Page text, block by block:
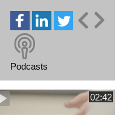
Podcasts
02:42